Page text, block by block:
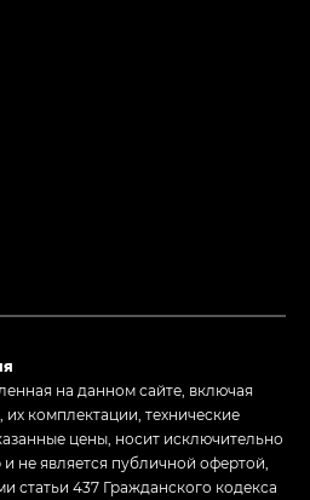
на данном сайте, включая
комплектации, технические
цены, носит исключительно
не является публичной офертой,
статьи 437 Гражданского кодекса